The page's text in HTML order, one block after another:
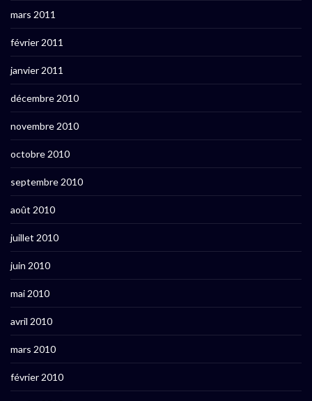
mars 2011
février 2011
janvier 2011
décembre 2010
novembre 2010
octobre 2010
septembre 2010
août 2010
juillet 2010
juin 2010
mai 2010
avril 2010
mars 2010
février 2010